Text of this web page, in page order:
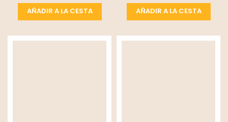
AÑADIR A LA CESTA AÑADIR A LA CESTA